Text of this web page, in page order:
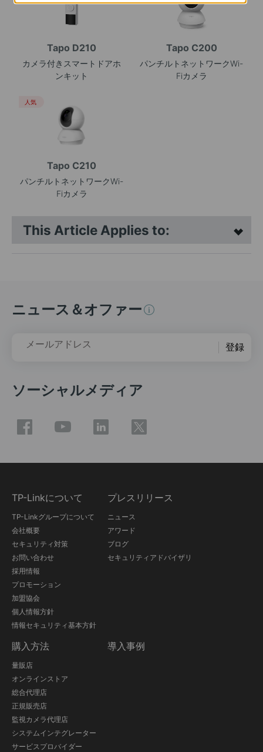
Tapo D210
カメラ付きスマートドアホ
ンキット
Tapo C200
パンチルトネットワークWi-
Fiカメラ
Tapo C210
パンチルトネットワークWi-
Fiカメラ
人気
This Article Applies to:
ニュース＆オファー
メールアドレス 登録
ソーシャルメディア
TP-Linkについて
TP-Linkグループについて
会社概要
セキュリティ対策
お問い合わせ
採用情報
プロモーション
加盟協会
個人情報方針
情報セキュリティ基本方針
プレスリリース
ニュース
アワード
ブログ
セキュリティアドバイザリ
購入方法
量販店
オンラインストア
総合代理店
正規販売店
監視カメラ代理店
システムインテグレーター
サービスプロバイダー
導入事例